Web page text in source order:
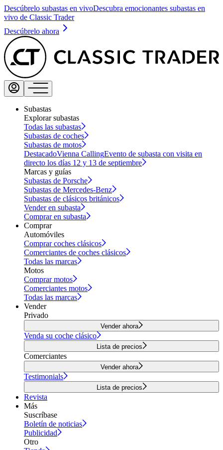
Descúbrelo subastas en vivoDescubra emocionantes subastas en
vivo de Classic Trader
Descúbrelo ahora
Subastas
Explorar subastas
Todas las subastas
Subastas de coches
Subastas de motos
DestacadoVienna CallingEvento de subasta con visita en
directo los días 12 y 13 de septiembre
Marcas y guías
Subastas de Porsche
Subastas de Mercedes-Benz
Subastas de clásicos británicos
Vender en subasta
Comprar en subasta
Comprar
Automóviles
Comprar coches clásicos
Comerciantes de coches clásicos
Todas las marcas
Motos
Comprar motos
Comerciantes motos
Todas las marcas
Vender
Privado
Vender ahora
Venda su coche clásico
Lista de precios
Comerciantes
Vender ahora
Testimonials
Lista de precios
Revista
Más
Suscríbase
Boletín de noticias
Publicidad
Otro